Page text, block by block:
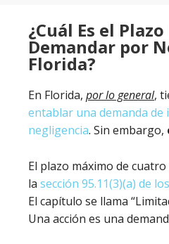
¿Cuál Es el
Demandar por
Florida?
En Florida, por lo general,
entablar una demanda de
negligencia. Sin embargo,
El plazo máximo de
la sección 95.11(3)(a) de
El capítulo se llama
Una acción es una